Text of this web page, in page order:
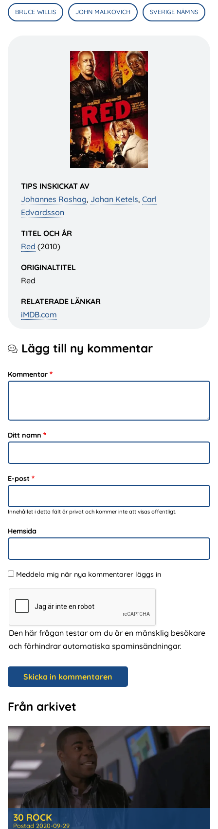
BRUCE WILLIS JOHN MALKOVICH SVERIGE NÄMNS
TIPS INSKICKAT AV
Johannes Roshag, Johan Ketels,Carl
Edvardsson
TITEL OCH ÅR
Red (2010)
ORIGINALTITEL
Red
RELATERADE LÄNKAR
iMDB.com
Lägg till ny kommentar
Kommentar
Ditt namn
E-post
Innehållet i detta fält är privat och kommer inte att visas offentligt.
Hemsida
Meddela mig när nya kommentarer läggs in
Den här frågan testar om du är en mänsklig besökare
och förhindrar automatiska spaminsändningar.
Från arkivet
30 ROCK
Postad 2020-09-29